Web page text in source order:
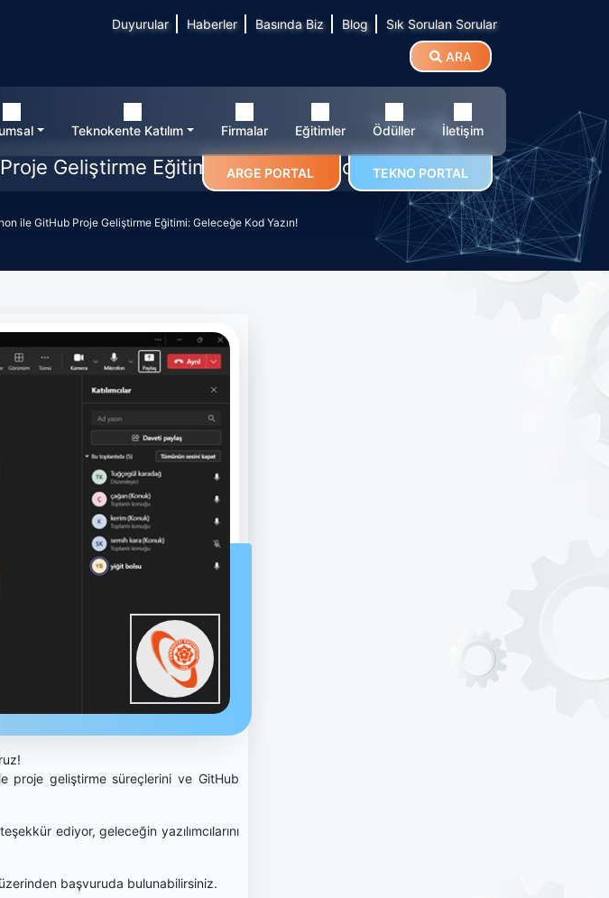
Duyurular Haberler Basında Biz Blog Sık Sorulan Sorular
ARA
Teknokente Katılım Firmalar Eğitimler Ödüller İletişim
ARGE PORTAL TEKNO PORTAL
Geliştirme Eğitimi: Geleceğe Kod Yazın!
ile GitHub Proje Geliştirme Eğitimi: Geleceğe Kod Yazın!
proje geliştirme süreçlerini ve GitHub
ediyor, geleceğin yazılımcılarını
başvuruda bulunabilirsiniz.